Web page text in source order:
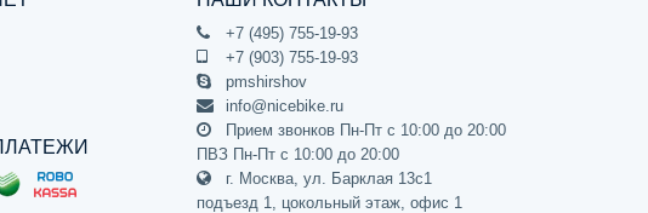
+7 (495) 755-19-93
+7 (903) 755-19-93
pmshirshov
info@nicebike.ru
Прием звонков Пн-Пт с 10:00 до 20:00
ПВЗ Пн-Пт с 10:00 до 20:00
г. Москва, ул. Барклая 13с1
подъезд 1, цокольный этаж, офис 1